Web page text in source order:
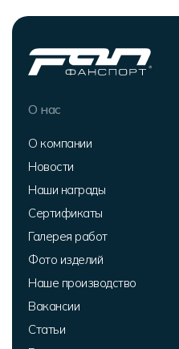
О нас
О компании
Новости
Наши награды
Сертификаты
Галерея работ
Фото изделий
Наше производство
Вакансии
Статьи